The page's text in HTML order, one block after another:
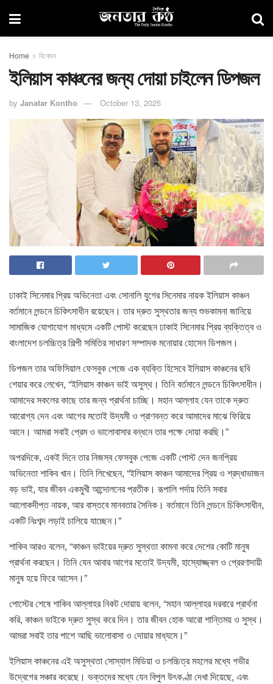
Home বিনোদন
ইলিয়াস কাঞ্চনের জন্য দোয়া চাইলেন ডিপজল
by Janatar Kontho October 13, 2025
ঢাকাই সিনেমার প্রিয় অভিনেতা এবং সোনালি যুগের সিনেমার নায়ক ইলিয়াস কাঞ্চন
বর্তমানে লন্ডনে চিকিৎসাধীন রয়েছেন। তার দ্রুত সুস্থতার জন্য শুভকামনা জানিয়ে
সামাজিক যোগাযোগ মাধ্যমে একটি পোস্ট করেছেন ঢাকাই সিনেমার প্রিয় ব্যক্তিত্ব ও
বাংলাদেশ চলচ্চিত্র শিল্পী সমিতির সাধারণ সম্পাদক মনোয়ার হোসেন ডিপজল।
ডিপজল তার অফিসিয়াল ফেসবুক পেজে এক ব্যক্তি হিসেবে ইলিয়াস কাঞ্চনের ছবি
শেয়ার করে লেখেন, “ইলিয়াস কাঞ্চন ভাই অসুস্থ। তিনি বর্তমানে লন্ডনে চিকিৎসাধীন।
আমাদের সকলের কাছে তার জন্য প্রার্থনা চাচ্ছি। মহান আল্লাহ যেন তাকে দ্রুত
আরোগ্য দেন এবং আগের মতোই উদ্যমী ও প্রাণবন্ত করে আমাদের মাঝে ফিরিয়ে
আনে। আমরা সবাই প্রেম ও ভালোবাসার বন্ধনে তার পক্ষে দোয়া করছি।”
অপরদিকে, একই দিনে তার নিজস্ব ফেসবুক পেজে একটি পোস্ট দেন জনপ্রিয়
অভিনেতা শাকিব খান। তিনি লিখেছেন, “ইলিয়াস কাঞ্চন আমাদের প্রিয় ও শ্রদ্ধাভাজন
বড় ভাই, যার জীবন একমুখী আন্দোলনের প্রতীক। রূপালি পর্দায় তিনি সবার
আলোকদীপ্ত নায়ক, আর বাস্তবে মানবতার সৈনিক। বর্তমানে তিনি লন্ডনে চিকিৎসাধীন,
একটি নিঃশব্দ লড়াই চালিয়ে যাচ্ছেন।”
শাকিব আরও বলেন, “কাঞ্চন ভাইয়ের দ্রুত সুস্থতা কামনা করে দেশের কোটি মানুষ
প্রার্থনা করছেন। তিনি যেন আবার আগের মতোই উদ্যমী, হাস্যোজ্জ্বল ও প্রেরণাদায়ী
মানুষ হয়ে ফিরে আসেন।”
পোস্টের শেষে শাকিব আল্লাহর নিকট দোয়ায় বলেন, “মহান আল্লাহর দরবারে প্রার্থনা
করি, কাঞ্চন ভাইকে দ্রুত সুস্থ করে দিন। তার জীবন হোক আরো শান্তিময় ও সুস্থ।
আমরা সবাই তার পাশে আছি ভালোবাসা ও দোয়ার মাধ্যমে।”
ইলিয়াস কাঞ্চনের এই অসুস্থতা সোস্যাল মিডিয়া ও চলচ্চিত্র মহলের মধ্যে গভীর
উদ্বেগের সঞ্চার করেছে। ভক্তদের মধ্যে যেন বিপুল উৎকণ্ঠা দেখা দিয়েছে, এবং